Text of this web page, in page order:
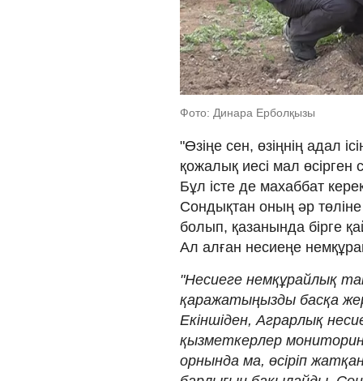
Фото: Динара Ерболқызы
"Өзіңе сен, өзіңнің адал
қожалық иесі мал өсірген
Бұл істе де махаббат
Сондықтан оның әр
болып, қазанында бірге
Ал алған несиеңе
"Несиеге немқұрайлық
қаражатыңызды басқа
Екіншіден, Аграрлық
қызметкерлер
орнында ма, өсіріп